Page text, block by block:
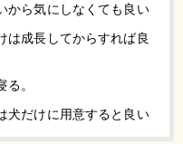
から気にしなくても良い
は成長してからすれば良
。
犬だけに用意すると良い